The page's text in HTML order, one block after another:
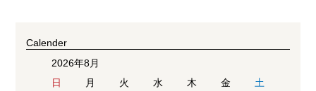
Calender
2026年8月
日
月 火 水 木 金 土